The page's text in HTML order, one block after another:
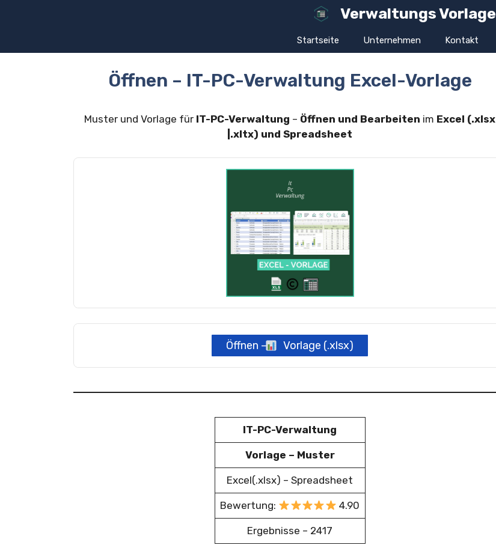
Verwaltungs Vorlage
Startseite Unternehmen Kontakt
Öffnen – IT-PC-Verwaltung Excel-Vorlage
Muster und Vorlage für IT-PC-Verwaltung – Öffnen und Bearbeiten im Excel (.xlsx
|.xltx) und Spreadsheet
Öffnen – Vorlage (.xlsx)
IT-PC-Verwaltung
Vorlage – Muster
Excel(.xlsx) – Spreadsheet
Bewertung: 4.90
Ergebnisse – 2417